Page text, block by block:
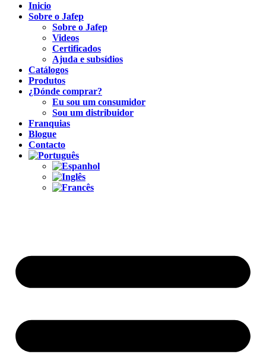
Inicio
Sobre o Jafep
Sobre o Jafep
Videos
Certificados
Ajuda e subsídios
Catálogos
Produtos
¿Dónde comprar?
Eu sou um consumidor
Sou um distribuidor
Franquias
Blogue
Contacto